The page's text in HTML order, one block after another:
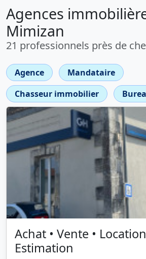
Agences
Mimizan
21 professionnels près de
Agence
Mandataire
Chasseur immobilier
Achat • Vente •
Estimation